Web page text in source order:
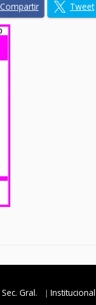
Compartir Tweet
Sec. Gral. Institucional